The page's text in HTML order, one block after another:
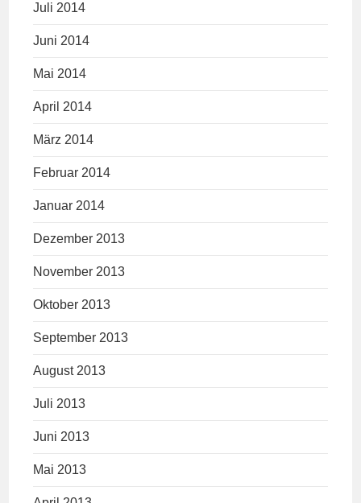
Juli 2014
Juni 2014
Mai 2014
April 2014
März 2014
Februar 2014
Januar 2014
Dezember 2013
November 2013
Oktober 2013
September 2013
August 2013
Juli 2013
Juni 2013
Mai 2013